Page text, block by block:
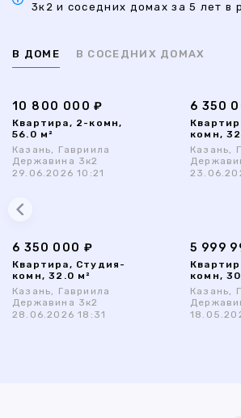
3к2 и соседних домах за 5 лет в
В ДОМЕ В СОСЕДНИХ ДОМАХ
10 800 000 ₽
Квартира, 2-комн,
56.0 м²
Казань, Гавриила
Державина 3к2
29.06.2026 10:21
6 350
комн,
Казань,
6 350 000 ₽
Квартира, Студия-
комн, 32.0 м²
Казань, Гавриила
Державина 3к2
28.06.2026 18:31
5 999
комн,
Казань,